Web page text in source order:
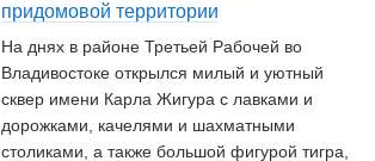
придомовой территории
На днях в районе Третьей Рабочей во
Владивостоке открылся милый и уютный
сквер имени Карла Жигура с лавками и
дорожками, качелями и шахматными
столиками, а также большой фигурой тигра,